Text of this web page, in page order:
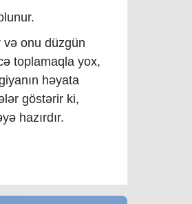
və onu düzgün
toplamaqla yox,
həyata
göstərir ki,
hazırdır.